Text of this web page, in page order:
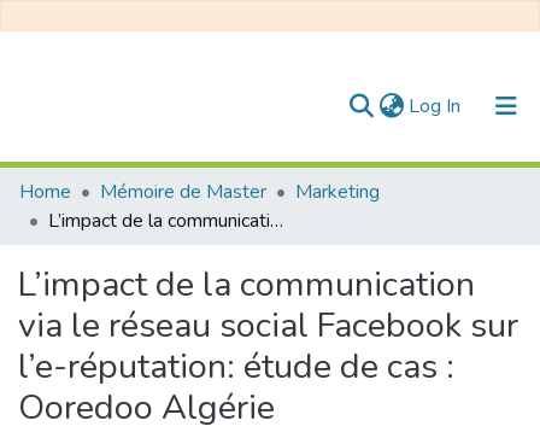
Log In (current)
Communities & Collections
All of DSpace
Statistics
Home Mémoire de Master
Marketing
L’impact de la communication via le réseau social Facebook sur l’e-réputation: étude de cas : Ooredoo Algérie
L’impact de la communication
via le réseau social Facebook sur
l’e-réputation: étude de cas :
Ooredoo Algérie